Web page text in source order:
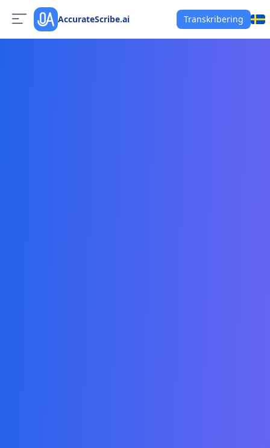
AccurateScribe.ai Transkribering